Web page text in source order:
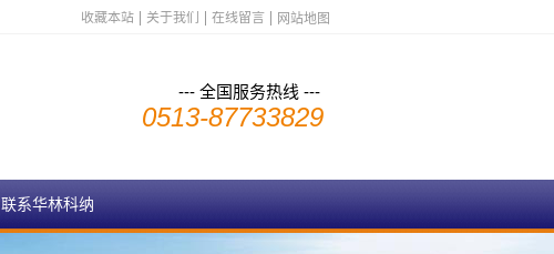
收藏本站 关于我们 在线留言 网站地图
--- 全国服务热线 ---
0513-87733829
联系华林科纳